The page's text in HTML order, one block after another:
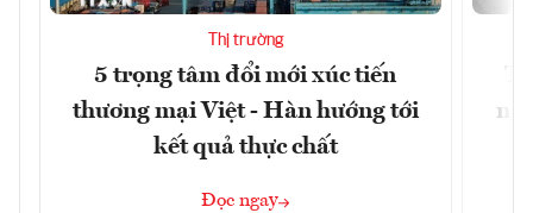
Thị trường
5 trọng tâm đổi mới xúc tiến
thương mại Việt - Hàn hướng tới
kết quả thực chất
Đọc ngay